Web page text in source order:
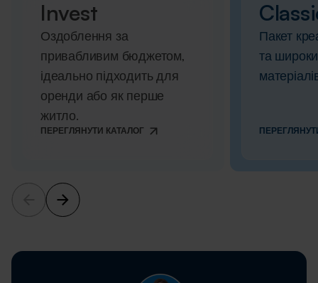
Invest
Оздоблення за
привабливим бюджетом,
ідеально підходить для
оренди або як перше
житло.
ПЕРЕГЛЯНУТИ КАТАЛОГ
Пакет
та